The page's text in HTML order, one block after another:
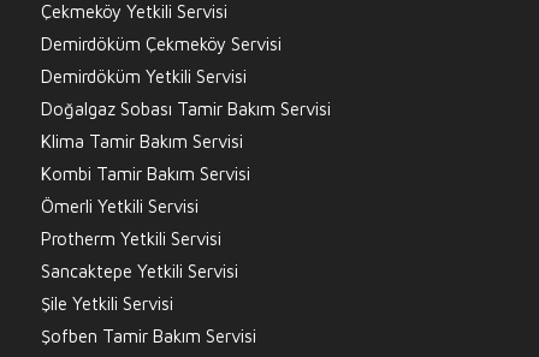
Çekmeköy Yetkili Servisi
Demirdöküm Çekmeköy Servisi
Demirdöküm Yetkili Servisi
Doğalgaz Sobası Tamir Bakım Servisi
Klima Tamir Bakım Servisi
Kombi Tamir Bakım Servisi
Ömerli Yetkili Servisi
Protherm Yetkili Servisi
Sancaktepe Yetkili Servisi
Şile Yetkili Servisi
Şofben Tamir Bakım Servisi